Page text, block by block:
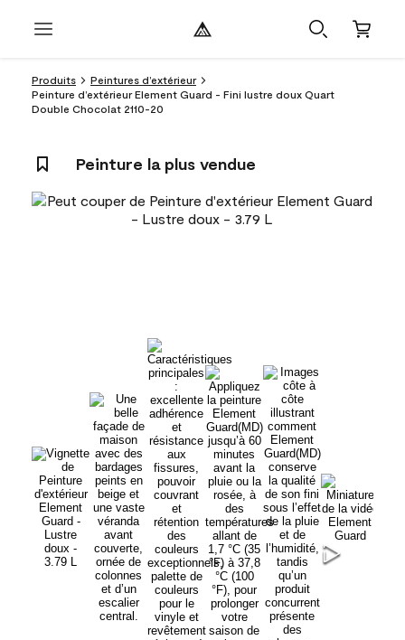
Produits
Peintures d’extérieur
Peinture d’extérieur Element Guard - Fini lustre doux Quart
Double Chocolat 2110-20
Peinture la plus vendue